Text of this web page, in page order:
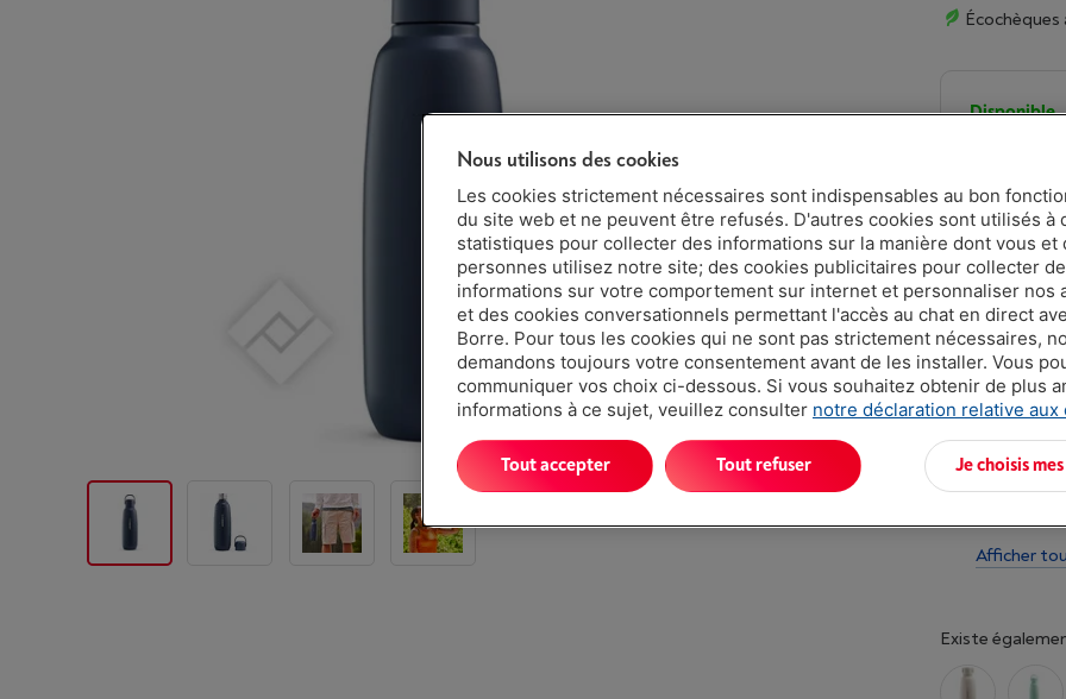
Disponible
Moins de 5
Atouts
isolante,
Afficher
Existe
Nous utilisons des cookies
Les cookies strictement nécessaires sont indispensables au bon
du site web et ne peuvent être refusés. D'autres cookies sont utilisés à
statistiques pour collecter des informations sur la manière dont vous et
personnes utilisez notre site; des cookies publicitaires pour collecter
informations sur votre comportement sur internet et personnaliser nos
et des cookies conversationnels permettant l'accès au chat en direct
Borre. Pour tous les cookies qui ne sont pas strictement nécessaires,
demandons toujours votre consentement avant de les installer. Vous
communiquer vos choix ci-dessous. Si vous souhaitez obtenir de plus
informations à ce sujet, veuillez consulter notre déclaration relative aux
Je choisis
Tout refuser
Tout accepter